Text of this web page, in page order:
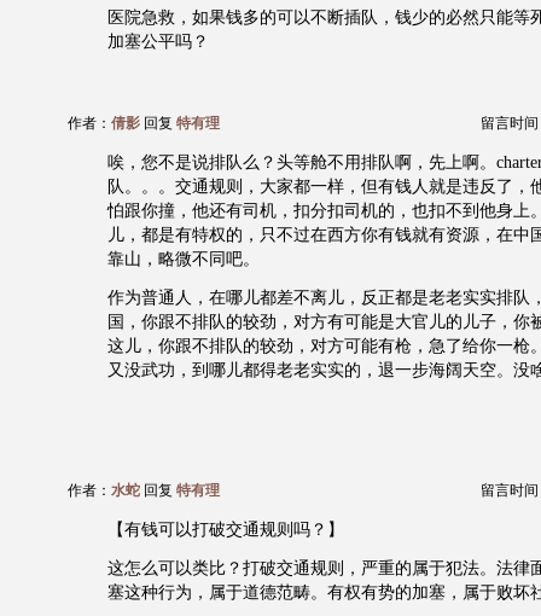
医院急救，如果钱多的可以不断插队，钱少的必然只能等
加塞公平吗？
作者： 倩影 回复 特有理 留言时间
唉，您不是说排队么？头等舱不用排队啊，先上啊。
队。。。交通规则，大家都一样，但有钱人就是违反了，
怕跟你撞，他还有司机，扣分扣司机的，也扣不到他身上
儿，都是有特权的，只不过在西方你有钱就有资源，在中
靠山，略微不同吧。
作为普通人，在哪儿都差不离儿，反正都是老老实实排队
国，你跟不排队的较劲，对方有可能是大官儿的儿子，你
这儿，你跟不排队的较劲，对方可能有枪，急了给你一枪
又没武功，到哪儿都得老老实实的，退一步海阔天空。没
作者： 水蛇 回复 特有理 留言时间
【有钱可以打破交通规则吗？】
这怎么可以类比？打破交通规则，严重的属于犯法。法律
塞这种行为，属于道德范畴。有权有势的加塞，属于败坏